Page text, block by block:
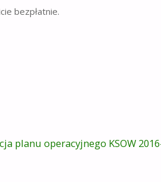
bezpłatnie.
planu operacyjnego KSOW